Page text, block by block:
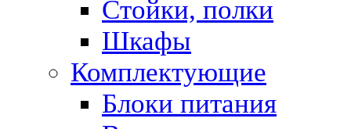
Стойки, полки
Шкафы
Комплектующие
Блоки питания